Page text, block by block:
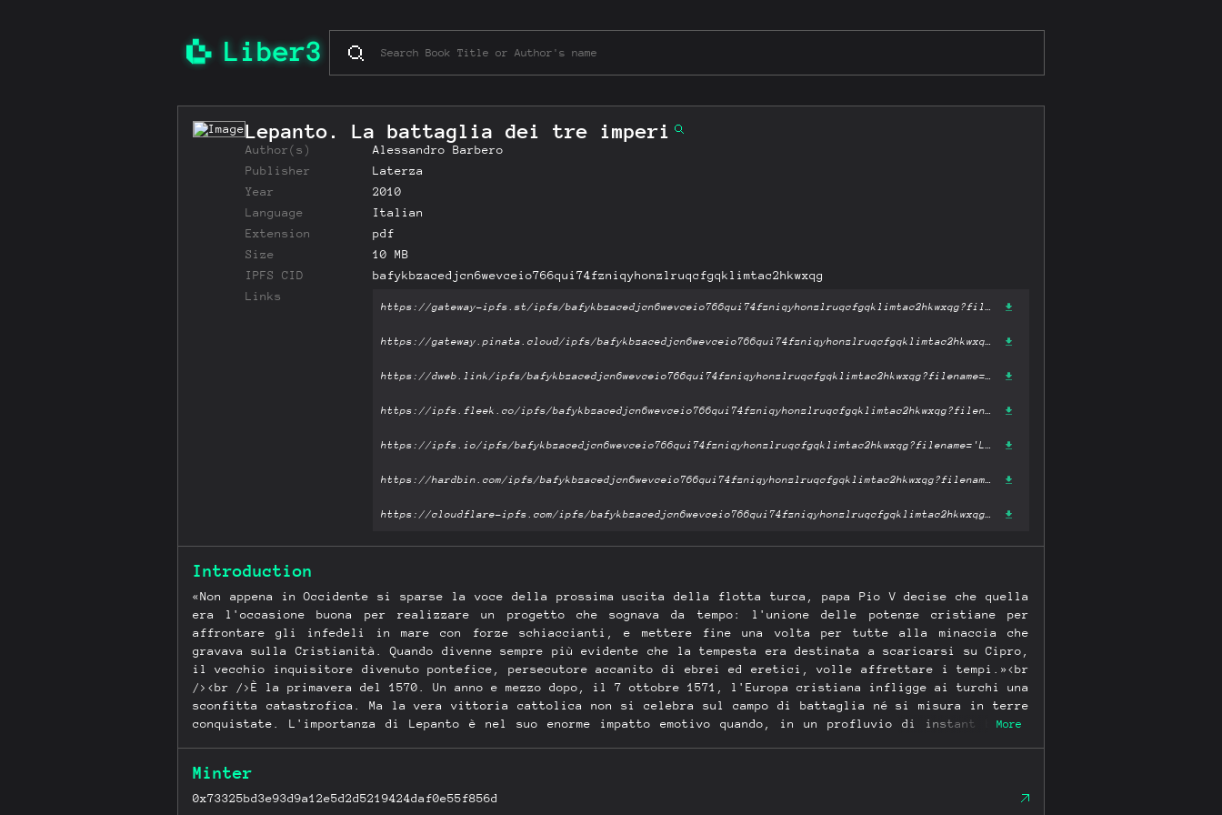
Lepanto. La battaglia dei tre imperi
Author(s)
Alessandro Barbero
Publisher
Laterza
Year
2010
Language
Italian
Extension
pdf
Size
10 MB
IPFS CID
bafykbzacedjcn6wevceio766qui74fzniqyhonzlruqcfgqklimtac2hkwxqg
Links
Introduction
«Non appena in Occidente si sparse la voce della prossima uscita della flotta turca, papa Pio V decise che quella
era l'occasione buona per realizzare un progetto che sognava da tempo: l'unione delle potenze cristiane per
affrontare gli infedeli in mare con forze schiaccianti, e mettere fine una volta per tutte alla minaccia che
gravava sulla Cristianità. Quando divenne sempre più evidente che la tempesta era destinata a scaricarsi su Cipro,
il vecchio inquisitore divenuto pontefice, persecutore accanito di ebrei ed eretici, volle affrettare i tempi.»<br
/><br />È la primavera del 1570. Un anno e mezzo dopo, il 7 ottobre 1571, l'Europa cristiana infligge ai turchi una
sconfitta catastrofica. Ma la vera vittoria cattolica non si celebra sul campo di battaglia né si misura in terre
conquistate. L'importanza di Lepanto è nel suo enorme impatto emotivo quando, in un profluvio di instant books,
La sua trama è fatta degli umori, gli intrecci diplomatici, le canzoni cantate dagli eserciti, i pregiudizi che
alimentavano entrambi i fronti, la tecnologia della guerra, di cosa pensavano i turchi dei cristiani e viceversa.
More
Minter
0x73325bd3e93d9a12e5d2d5219424daf0e55f856d